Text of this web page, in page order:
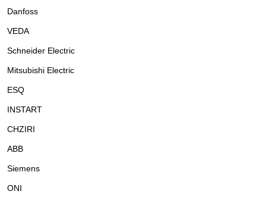
Danfoss
VEDA
Schneider Electric
Mitsubishi Electric
ESQ
INSTART
CHZIRI
ABB
Siemens
ONI